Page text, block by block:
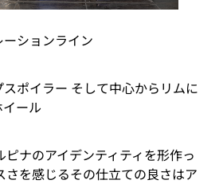
ションライン
ポイラー そして中心からリムに
ール
ナのアイデンティティを形作っ
を感じるその仕立ての良さはア